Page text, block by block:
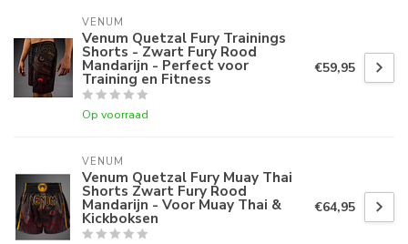
VENUM
Venum Quetzal Fury Trainings
Shorts - Zwart Fury Rood
Mandarijn - Perfect voor
Training en Fitness
Op voorraad
€59,95
VENUM
Venum Quetzal Fury Muay Thai
Shorts Zwart Fury Rood
Mandarijn - Voor Muay Thai &
Kickboksen
€64,95